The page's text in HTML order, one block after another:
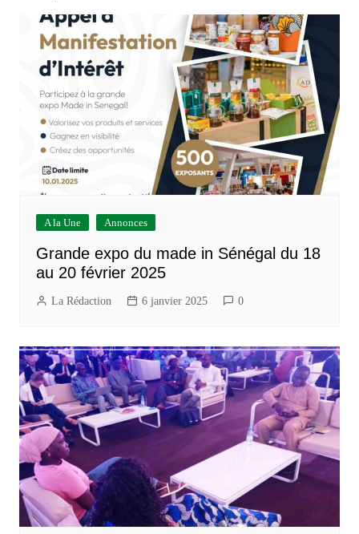
A la Une Annonces
Grande expo du made in Sénégal du 18
au 20 février 2025
La Rédaction 6 janvier 2025 0